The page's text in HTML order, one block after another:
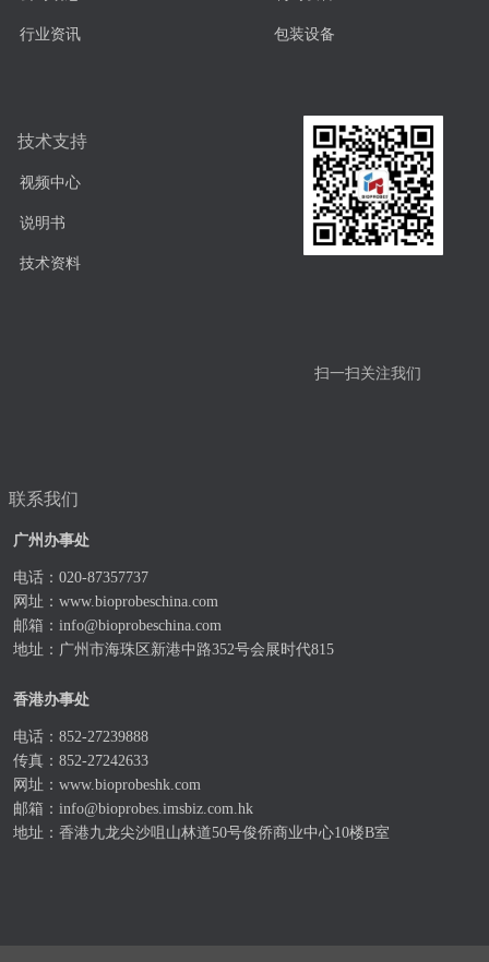
包装设备
技术支持
视频中心
说明书
技术资料
行业资讯
联系我们
扫一扫关注我们
广州办事处
电话：020-87357737
网址： www.bioprobeschina.com
邮箱： info@bioprobeschina.com
地址：广州市海珠区新港中路352号会展时代815
香港办事处
电话：852-27239888
传真：852-27242633
网址： www.bioprobeshk.com
邮箱： info@bioprobes.imsbiz.com.hk
地址：香港九龙尖沙咀山林道50号俊侨商业中心10楼B室